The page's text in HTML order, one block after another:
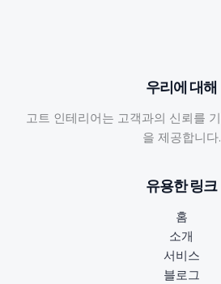
우리에 대해
고트 인테리어는 고객과의 신뢰를
을 제공합니다.
유용한 링크
홈
소개
서비스
블로그